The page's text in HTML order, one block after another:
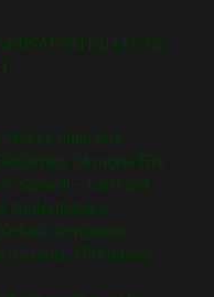
DU LAC DE
finales main nue
(Urrugne 17h)
samedi – Larunbat
finalerdietako
Benjamins
17:00etan).